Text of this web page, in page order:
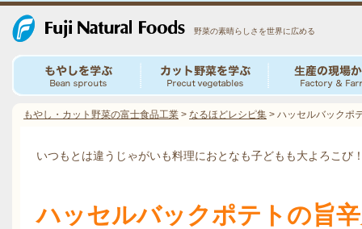
野菜の素晴らしさを世界に広める
もやし・カット野菜の富士食品工業 > なるほどレシピ集 > ハッセルバックポ
いつもとは違うじゃがいも料理におとなも子どもも大よろこび
ハッセルバックポテトの旨